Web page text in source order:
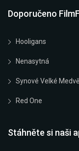
Doporučeno
Hooligans
Nenasytná
Synové Velké
Red One
Stáhněte si naši